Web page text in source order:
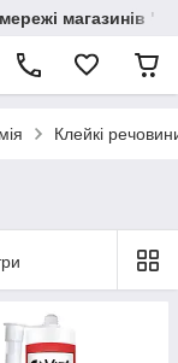
магазинів
Клейкі